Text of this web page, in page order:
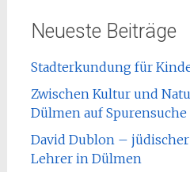
Neueste Beiträge
Stadterkundung für
Zwischen Kultur und
Dülmen auf
David Dublon –
Lehrer in Dülmen